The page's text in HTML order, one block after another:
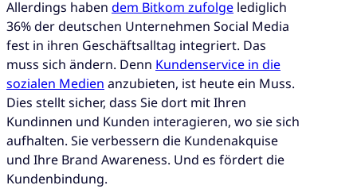
Allerdings haben dem Bitkom zufolge lediglich
36% der deutschen Unternehmen Social Media
fest in ihren Geschäftsalltag integriert. Das
muss sich ändern. Denn Kundenservice in die
sozialen Medien anzubieten, ist heute ein Muss.
Dies stellt sicher, dass Sie dort mit Ihren
Kundinnen und Kunden interagieren, wo sie sich
aufhalten. Sie verbessern die Kundenakquise
und Ihre Brand Awareness. Und es fördert die
Kundenbindung.